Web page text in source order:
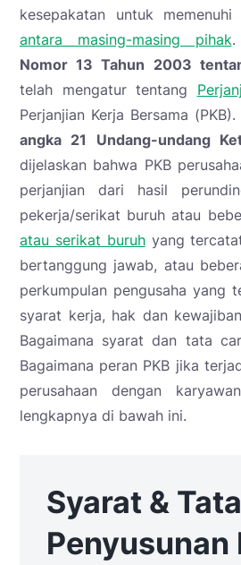
kesepakatan untuk memenuhi
antara masing-masing pihak.
Nomor 13 Tahun 2003
telah mengatur tentang
Perjanjian Kerja Bersama
angka 21 Undang-undang
dijelaskan bahwa PKB
perjanjian dari hasil
pekerja/serikat buruh atau
atau serikat buruhyang
bertanggung jawab, atau
perkumpulan pengusaha yang
syarat kerja, hak dan
Bagaimana syarat dan tata
Bagaimana peran PKB jika
perusahaan dengan
lengkapnya di bawah ini.
Syarat &
Penyusunan